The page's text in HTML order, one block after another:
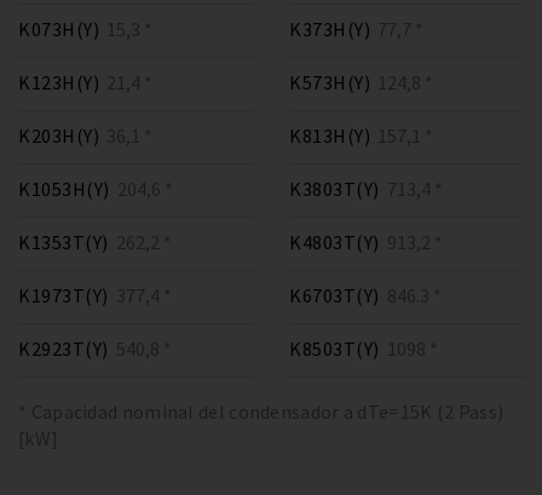
K073H(Y) 15,3 *
K123H(Y) 21,4 *
K203H(Y) 36,1 *
K373H(Y) 77,7 *
K573H(Y) 124,8 *
K813H(Y) 157,1 *
K1053H(Y) 204,6 *
K1353T(Y) 262,2 *
K1973T(Y) 377,4 *
K2923T(Y) 540,8 *
K3803T(Y) 713,4 *
K4803T(Y) 913,2 *
K6703T(Y) 846.3 *
K8503T(Y) 1098 *
* Capacidad nominal del condensador a dTe=15K (2 Pass)
[kW]